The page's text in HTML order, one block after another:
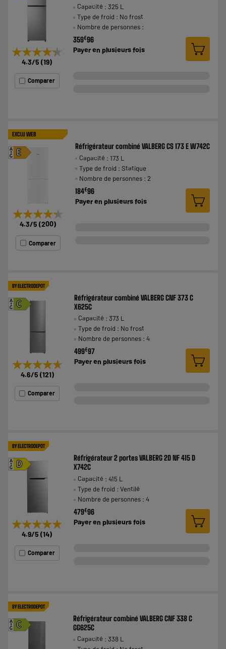
★★★★★
★★★★★
4.3/5 (19)
Comparer
Capacité : 325 L
Type de froid : No frost
Nombre de personnes :
359€96
Payer enplusieurs fois
EXCLU WEB
E
A
G
★★★★★
★★★★★
4.3/5 (200)
Comparer
Réfrigérateur combiné VALBERG CS 173 E W742C
Capacité : 173 L
Type de froid : Statique
Nombre de personnes : 2
184€96
Payer en plusieurs fois
BY ELECTRODEPOT
C
A
G
★★★★★
★★★★★
4.6/5 (121)
Comparer
Réfrigérateur combiné VALBERG CNF 373 C
X625C
Capacité : 373 L
Type de froid : No frost
Nombre de personnes : 4
499€97
Payer en plusieurs fois
BY ELECTRODEPOT
D
A
G
★★★★★
★★★★★
4.9/5 (14)
Comparer
Réfrigérateur 2 portes VALBERG 2D NF 415 D
X742C
Capacité : 415 L
Type de froid : Ventilé
Nombre de personnes : 4
479€96
Payer en plusieurs fois
BY ELECTRODEPOT
C
A
G
Réfrigérateur combiné VALBERG CNF 338 C
GG625C
Capacité : 338 L